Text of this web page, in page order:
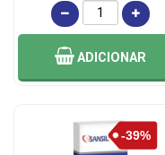
ADICIONAR